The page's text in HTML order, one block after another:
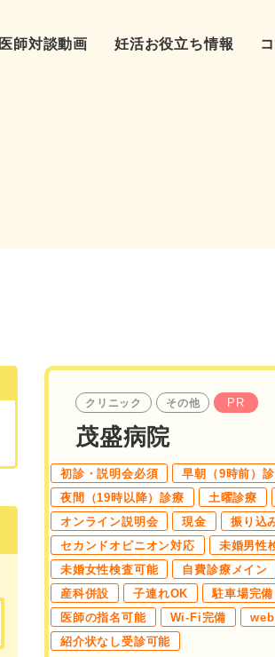
医師対談動画 妊活お役立ち情報
クリニック その他 PR
茂盛病院
初診・説明会必須
早朝（9時前）
夜間（19時以降）診療
土曜診療
オンライン説明会
現金 振り込
セカンドオピニオン対応
未婚男性
未婚女性検査可能
自費診療メイン
産科併設
子連れOK 駐車場完備
医師の指名可能
Wi-Fi完備
紹介状なし受診可能